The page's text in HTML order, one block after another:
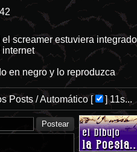
screamer estuviera
internet
en negro y lo reproduzca
Posts/Automático[ ]11s...